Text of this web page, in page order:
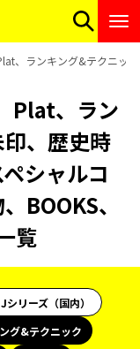
、ランキング&テクニッ
Plat、ラン
、歴史時
シャルコ
BOOKS、
覧
リーズ（国内）
グ&テクニック